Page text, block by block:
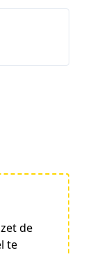
de
te